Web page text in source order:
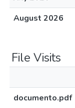
August 2026
File Visits
documento.pdf